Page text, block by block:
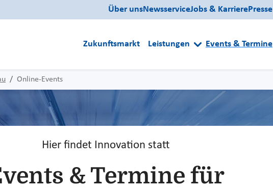
Über unsNewsserviceJobs & KarrierePresse
Zukunftsmarkt Leistungen Events & Termine
Online-Events
Hier findet Innovation statt
& Termine für